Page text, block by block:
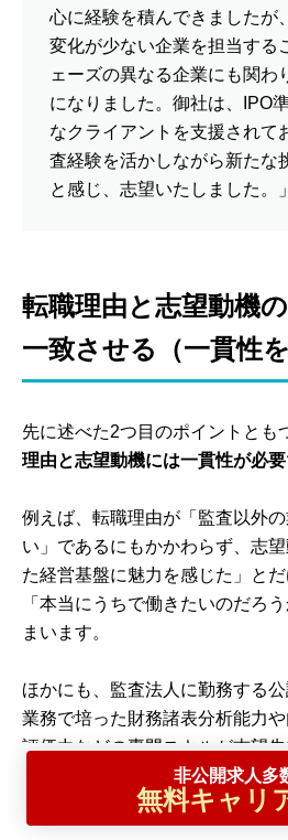
非公開求人多
無料キャリ
心に経験を積んできましたが
変化が少ない企業を担当する
ェーズの異なる企業にも関わ
になりました。御社は、IPO
なクライアントを支援されて
査経験を活かしながら新たな
と感じ、志望いたしました。」
転職理由と志望動機
一致させる（一貫性
先に述べた2つ目のポイントとも
理由と志望動機には一貫性が必要
例えば、転職理由が「監査以外
い」であるにもかかわらず、志
た経営基盤に魅力を感じた」と
「本当にうちで働きたいのだろ
まいます。
ほかにも、監査法人に勤務する
業務で培った財務諸表分析能力
評価力などの専門スキルが志望
トーリーとしてつなぐことが重要